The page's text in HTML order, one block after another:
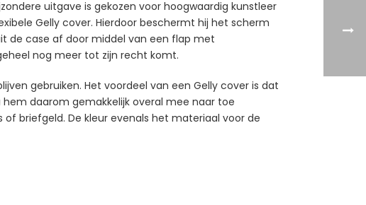
uitgave is gekozen voor hoogwaardig kunstleer
Gelly cover. Hierdoor beschermt hij het scherm
de case af door middel van een flap met
nog meer tot zijn recht komt.
gebruiken. Het voordeel van een Gelly cover is dat
daarom gemakkelijk overal mee naar toe
briefgeld. De kleur evenals het materiaal voor de